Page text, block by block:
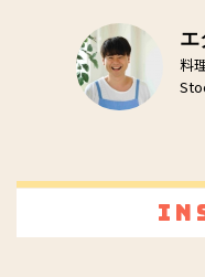
エ
料